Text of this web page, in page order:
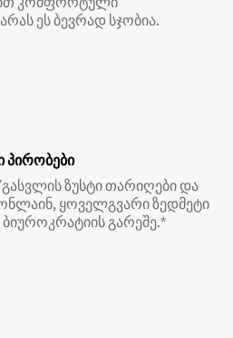
ეს ბევრად სჯობია.
პირობები
ზუსტი თარიღები და
ყოველგვარი ზედმეტი
გარეშე.*